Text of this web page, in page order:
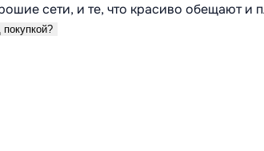
сети, и те, что красиво обещают и